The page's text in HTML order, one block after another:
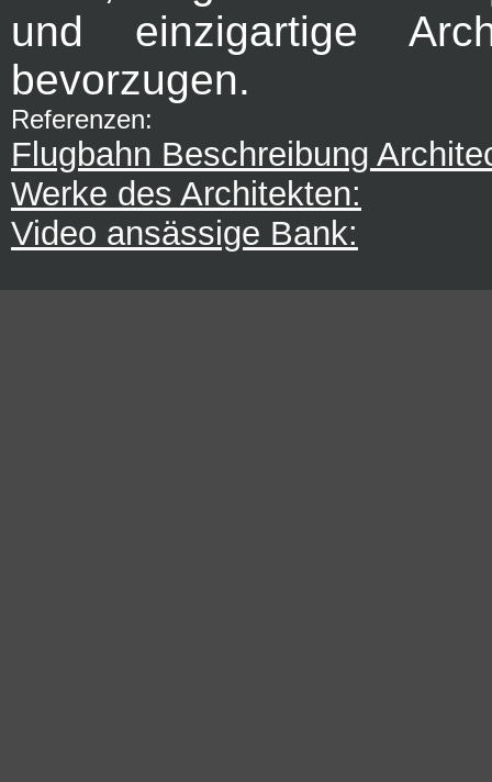
und einzigartige
bevorzugen.
Referenzen:
Flugbahn Beschreibung
Werke des Architekten:
Video ansässige Bank: